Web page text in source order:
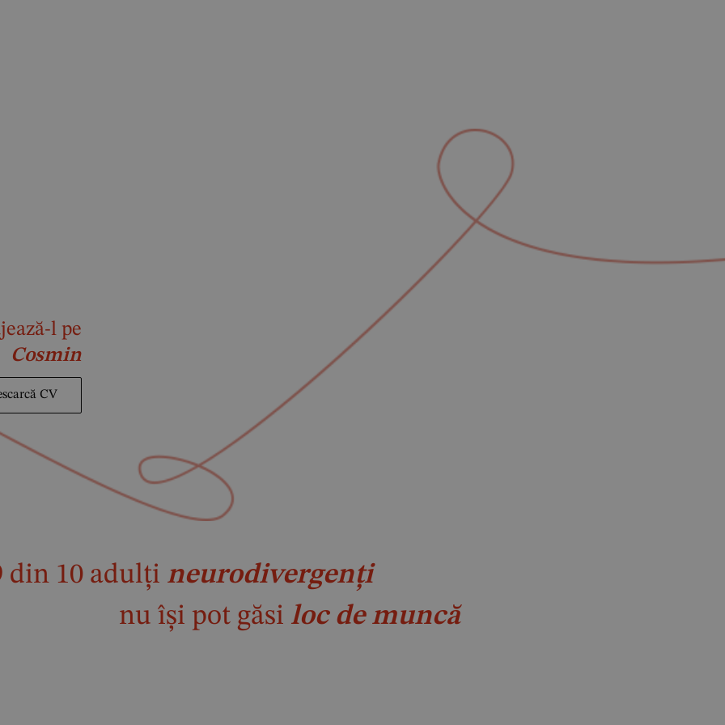
l pe
Cosmin
CV
din 10 adulți neurodivergenți
nu își pot găsi loc de muncă